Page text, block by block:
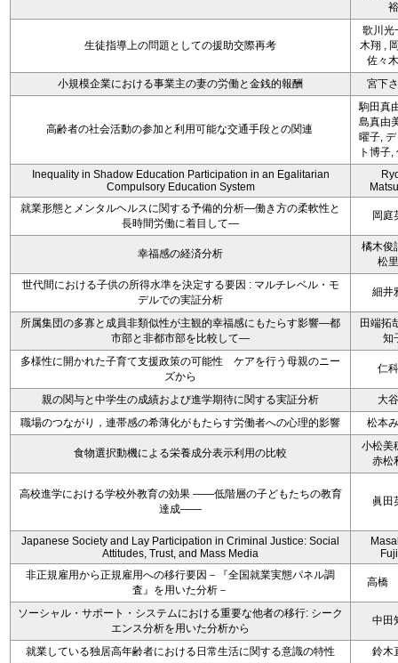
裕
生徒指導上の問題としての援助交際再考
歌川光
木翔 ,
佐々
小規模企業における事業主の妻の労働と金銭的報酬
宮下
高齢者の社会活動の参加と利用可能な交通手段との関連
駒田真
島真由
曜子,
ト博子,
Inequality in Shadow Education Participation in an Egalitarian
Compulsory Education System
就業形態とメンタルヘルスに関する予備的分析―働き方の柔軟性と
長時間労働に着目して―
岡庭
幸福感の経済分析
橘木俊
松
世代間における子供の所得水準を決定する要因 : マルチレベル・モ
デルでの実証分析
細井
所属集団の多寡と成員非類似性が主観的幸福感にもたらす影響―都
市部と非都市部を比較して―
田端拓
知
多様性に開かれた子育て支援政策の可能性 ケアを行う母親のニー
ズから
仁
親の関与と中学生の成績および進学期待に関する実証分析
大
職場のつながり，連帯感の希薄化がもたらす労働者への心理的影響
松本
食物選択動機による栄養成分表示利用の比較
小松美
赤松
高校進学における学校外教育の効果 ――低階層の子どもたちの教育
達成――
眞田
Japanese Society and Lay Participation in Criminal Justice: Social
Attitudes, Trust, and Mass Media
非正規雇用から正規雇用への移行要因－『全国就業実態パネル調
査』を用いた分析－
高橋
ソーシャル・サポート・システムにおける重要な他者の移行: シーク
エンス分析を用いた分析から
中田
就業している独居高年齢者における日常生活に関する意識の特性
鈴木